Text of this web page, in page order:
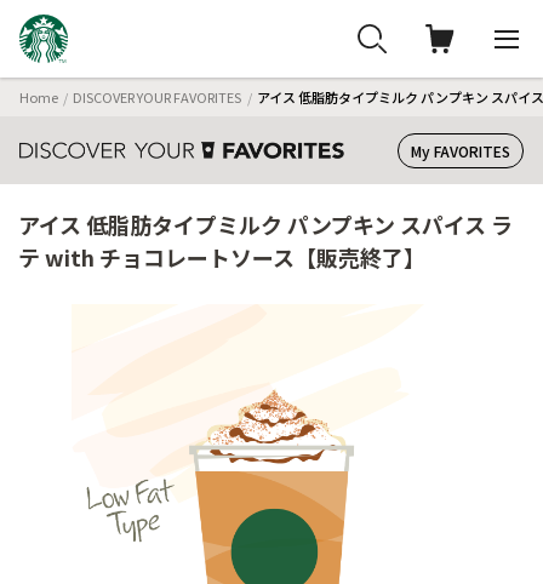
Home DISCOVER YOUR FAVORITES アイス 低脂肪タイプミルク パンプキン スパイ
My FAVORITES
アイス 低脂肪タイプミルク パンプキン スパイス ラ
テ with チョコレートソース【販売終了】